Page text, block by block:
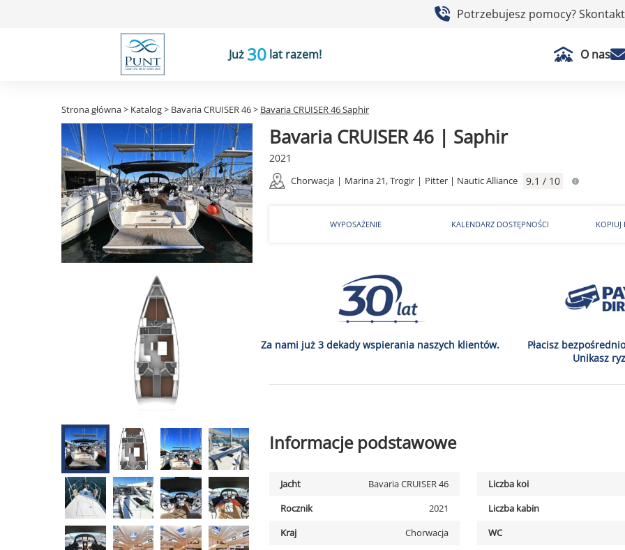
Potrzebujesz pomocy?
Już 30 lat razem! O nas
Strona główna> Katalog> Bavaria CRUISER 46> Bavaria CRUISER 46 Saphir
Bavaria CRUISER 46 | Saphir
2021
Chorwacja | Marina 21, Trogir | Pitter | Nautic Alliance 9.1 / 10
WYPOSAŻENIE KALENDARZ DOSTĘPNOŚCI KOPIUJ
Za nami już 3 dekady wspierania naszych klientów.
Płacisz
Unikasz
Informacje podstawowe
Jacht
Bavaria CRUISER 46
Rocznik
2021
Kraj
Chorwacja
Liczba koi
Liczba kabin
WC